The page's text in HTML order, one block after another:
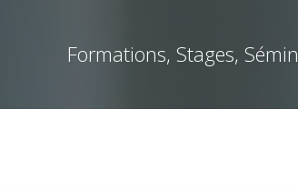
Formations, Stages,